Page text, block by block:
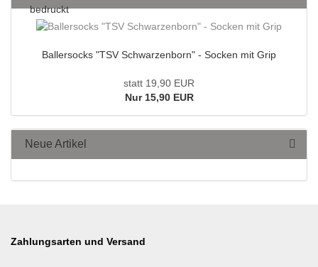
Ballersocks "TSV Schwarzenborn" - Socken mit Grip
statt 19,90 EUR
Nur 15,90 EUR
Neue Artikel
Zahlungsarten und Versand